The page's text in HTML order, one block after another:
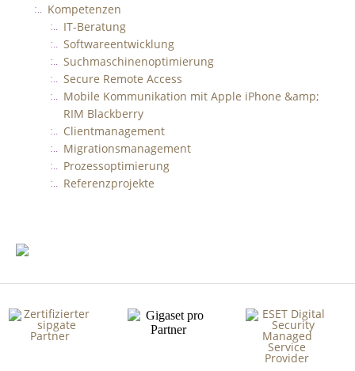
Kompetenzen
IT-Beratung
Softwareentwicklung
Suchmaschinenoptimierung
Secure Remote Access
Mobile Kommunikation mit Apple iPhone &amp;
RIM Blackberry
Clientmanagement
Migrationsmanagement
Prozessoptimierung
Referenzprojekte